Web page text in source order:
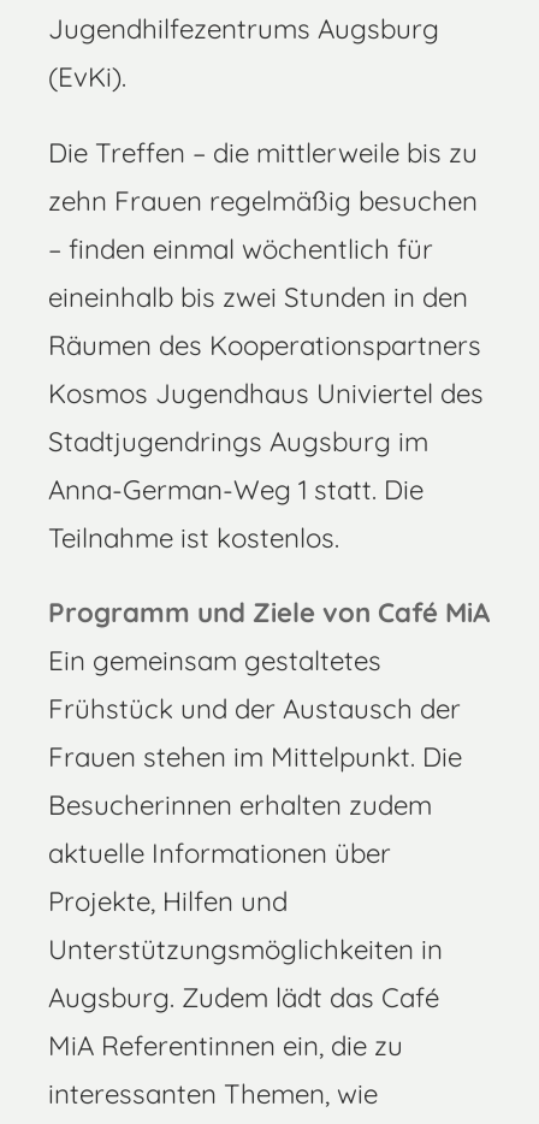
Jugendhilfezentrums Augsburg
(EvKi).
Die Treffen – die mittlerweile bis zu
zehn Frauen regelmäßig besuchen
– finden einmal wöchentlich für
eineinhalb bis zwei Stunden in den
Räumen des Kooperationspartners
Kosmos Jugendhaus Univiertel des
Stadtjugendrings Augsburg im
Anna-German-Weg 1 statt. Die
Teilnahme ist kostenlos.
Programm und Ziele von Café MiA
Ein gemeinsam gestaltetes
Frühstück und der Austausch der
Frauen stehen im Mittelpunkt. Die
Besucherinnen erhalten zudem
aktuelle Informationen über
Projekte, Hilfen und
Unterstützungsmöglichkeiten in
Augsburg. Zudem lädt das Café
MiA Referentinnen ein, die zu
interessanten Themen, wie